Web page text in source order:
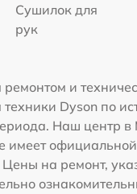
Сушилок для
рук
и
Dyson по
Наш центр в
имеет
Цены на ремонт,